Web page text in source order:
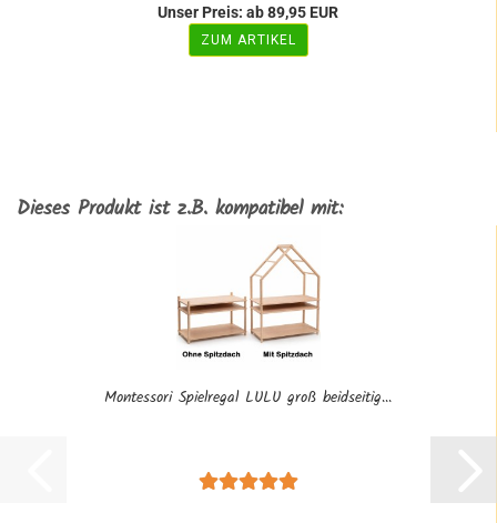
Unser Preis: ab 89,95 EUR
ZUM ARTIKEL
Dieses Produkt ist z.B. kompatibel mit:
Montessori Spielregal LULU groß beidseitig...